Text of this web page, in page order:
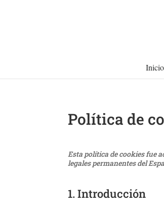
Inicio
Política de
Esta política de cookies fue
legales permanentes del
1. Introducción